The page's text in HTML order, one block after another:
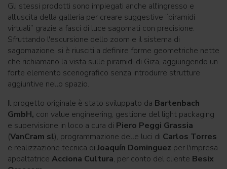
Gli stessi prodotti sono impiegati anche all'ingresso e
all'uscita della galleria per creare suggestive “piramidi
virtuali” grazie a fasci di luce sagomati con precisione.
Sfruttando l'escursione dello zoom e il sistema di
sagomazione, si è riusciti a definire forme geometriche nette
che richiamano la vista sulle piramidi di Giza, aggiungendo un
forte elemento scenografico senza introdurre strutture
aggiuntive nello spazio.
Il progetto originale è stato sviluppato da Bartenbach
GmbH, con value engineering, gestione del light packaging
e supervisione in loco a cura di Piero Peggi Grassia
(VanCram sl), programmazione delle luci di Carlos Torres
e realizzazione tecnica diJoaquín Dominguez per l'impresa
appaltatrice Acciona Cultura, per conto del cliente Besix